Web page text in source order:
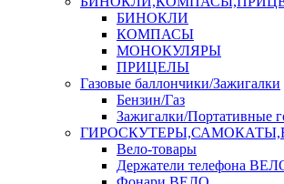
БИНОКЛИ
КОМПАСЫ
МОНОКУЛЯРЫ
ПРИЦЕЛЫ
Газовые баллончики/Зажигалки
Бензин/Газ
Зажигалки/Портативные
Вело-товары
Держатели телефона